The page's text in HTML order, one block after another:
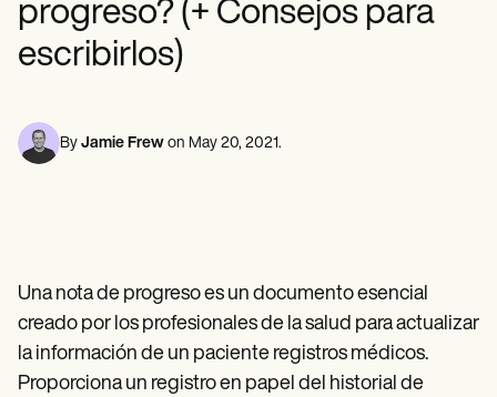
Profesionales de la Salud Mental
Trabajo Social
Nutricionistas
Enfermeras/os
Masajistas
Terapia Ocupacional
Plantillas
Códigos ICD
Procedure Codes
Superbill Template
Notas SOAP
Insurance claims
Speech therapists
Life coaches
Massage therapists
Personal trainers
progreso? (+ Consejos para
escribirlos)
By Jamie Frew on May 20, 2021.
Una nota de progreso es un documento esencial
creado por los profesionales de la salud para actualizar
la información de un paciente registros médicos.
Proporciona un registro en papel del historial de